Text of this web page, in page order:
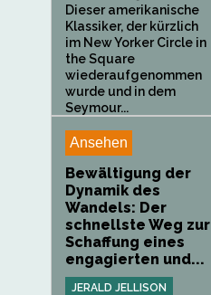
Dieser amerikanische
Klassiker, der kürzlich
im New Yorker Circle in
the Square
wiederaufgenommen
wurde und in dem
Seymour...
Ansehen
Bewältigung der
Dynamik des
Wandels: Der
schnellste Weg zur
Schaffung eines
engagierten und...
JERALD JELLISON